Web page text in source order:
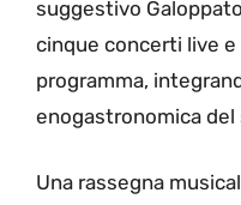
suggestivo
cinque concerti live
programma,
enogastronomica del
Una rassegna